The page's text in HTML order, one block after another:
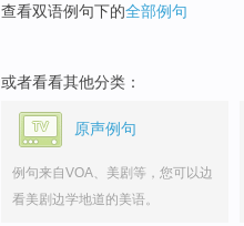
查看双语例句下的全部例句
或者看看其他分类：
原声例句
例句来自VOA、美剧等，您可以边
看美剧边学地道的美语。